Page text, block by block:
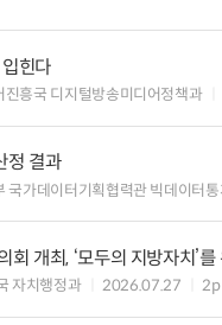
힌다
흥국 디지털방송미디어정책과
정 결과
국가데이터기획협력관 빅데이터
회 개최, ‘모두의 지방자치’
자치행정과 2026.07.27 2p